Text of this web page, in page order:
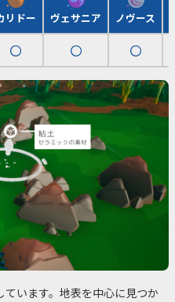
リドー ヴェサニア ノヴース
います。地表を中心に見つか